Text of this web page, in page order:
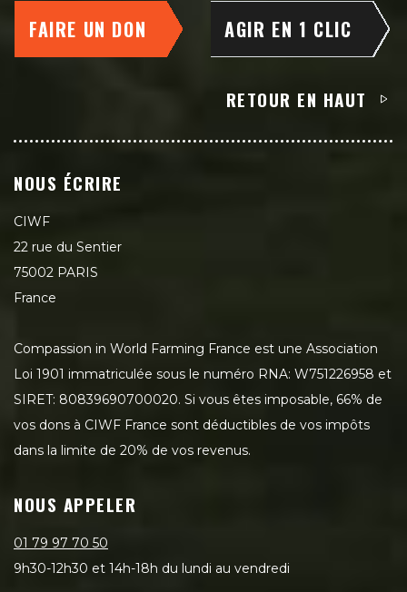
FAIRE UN DON AGIR EN 1 CLIC
RETOUR EN HAUT
NOUS ÉCRIRE
CIWF
22 rue du Sentier
75002 PARIS
France
Compassion in World Farming France est une Association
Loi 1901 immatriculée sous le numéro RNA: W751226958 et
SIRET: 80839690700020. Si vous êtes imposable, 66% de
vos dons à CIWF France sont déductibles de vos impôts
dans la limite de 20% de vos revenus.
NOUS APPELER
01 79 97 70 50
9h30-12h30 et 14h-18h du lundi au vendredi